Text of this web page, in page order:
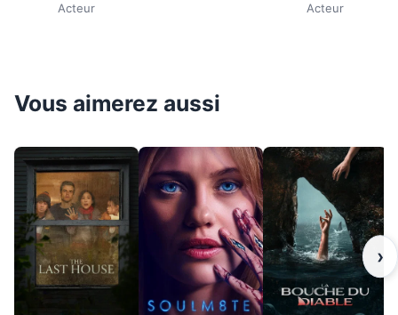
Acteur Acteur
Vous aimerez aussi
›